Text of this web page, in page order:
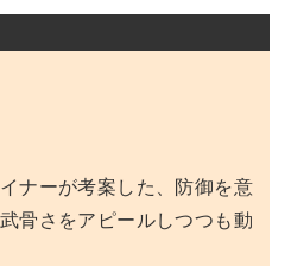
ナーが考案した、防御を意
骨さをアピールしつつも動